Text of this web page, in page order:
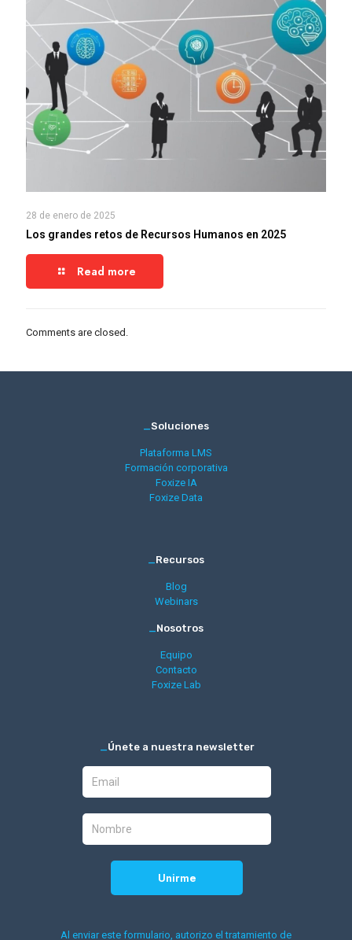
28 de enero de 2025
Los grandes retos de Recursos Humanos en 2025
Read more
Comments are closed.
_Soluciones
Plataforma LMS
Formación corporativa
Foxize IA
Foxize Data
_Recursos
Blog
Webinars
_Nosotros
Equipo
Contacto
Foxize Lab
_Únete a nuestra newsletter
Al enviar este formulario, autorizo el tratamiento de